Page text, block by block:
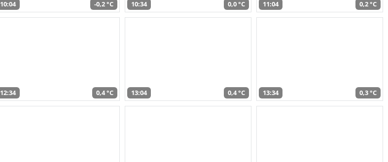
10:04 -0,2 °C 10:34 0,0 °C 11:04 0,2 °C
12:34 0,4 °C 13:04 0,4 °C 13:34 0,3 °C